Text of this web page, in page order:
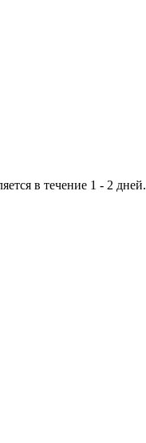
в течение 1 - 2 дней.